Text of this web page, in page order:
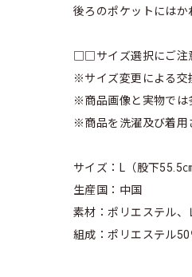
後ろのポケットには
□□サイズ選択にご
※サイズ変更による交
※商品画像と実物では
※商品を洗濯及び着用
サイズ：L（股下55.5㎝
生産国：中国
素材：ポリエステル、
組成：ポリエステル